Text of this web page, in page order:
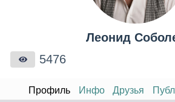
Леонид
5476
Профиль Инфо Друзья